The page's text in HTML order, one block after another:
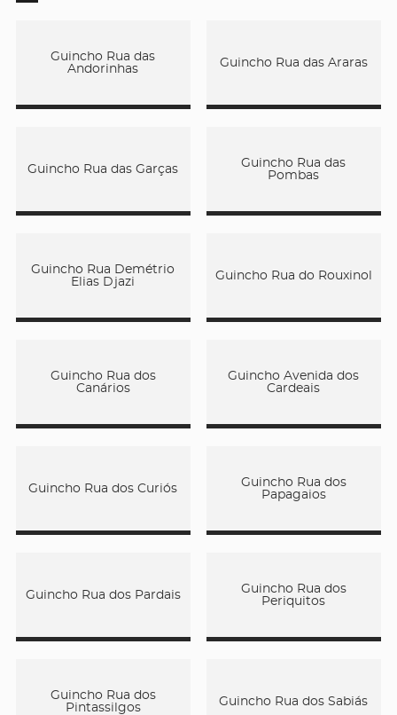
Guincho Rua das
Andorinhas
Guincho Rua das Araras
Guincho Rua das Garças
Guincho Rua das
Pombas
Guincho Rua Demétrio
Elias Djazi
Guincho Rua do Rouxinol
Guincho Rua dos
Canários
Guincho Avenida dos
Cardeais
Guincho Rua dos Curiós
Guincho Rua dos
Papagaios
Guincho Rua dos Pardais
Guincho Rua dos
Periquitos
Guincho Rua dos
Pintassilgos
Guincho Rua dos Sabiás